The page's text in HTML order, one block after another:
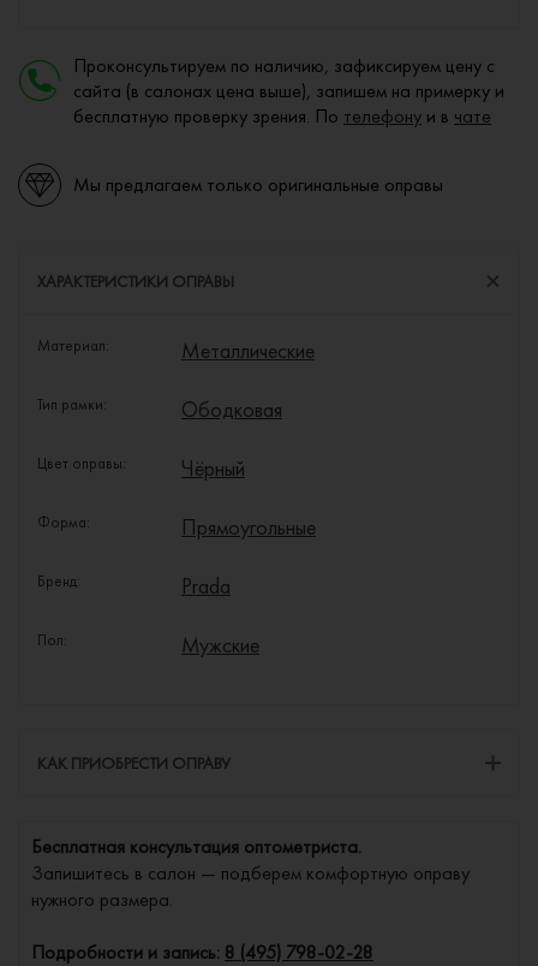
Проконсультируем по наличию, зафиксируем цену с
сайта (в салонах цена выше), запишем на примерку и
бесплатную проверку зрения. По телефону и в чате
Мы предлагаем только оригинальные оправы
ХАРАКТЕРИСТИКИ ОПРАВЫ
Материал: Металлические
Тип рамки: Ободковая
Цвет оправы: Чёрный
Форма: Прямоугольные
Бренд: Prada
Пол: Мужские
КАК ПРИОБРЕСТИ ОПРАВУ
Бесплатная консультация оптометриста.
Запишитесь в салон — подберем комфортную оправу
нужного размера.
Подробности и запись: 8 (495) 798-02-28